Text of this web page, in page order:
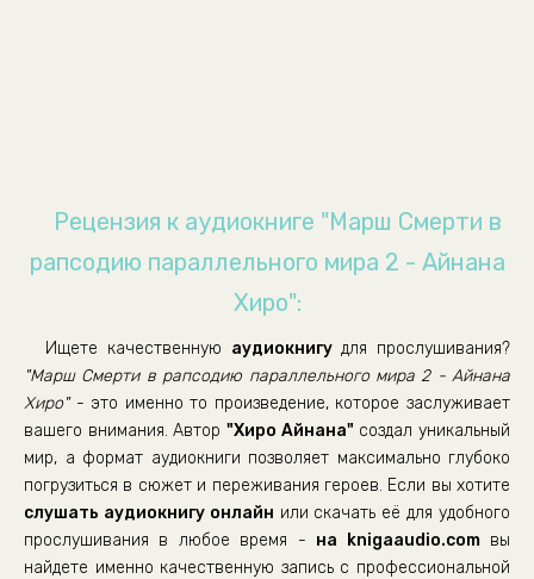
Рецензия к аудиокниге "Марш Смерти в
рапсодию параллельного мира 2 - Айнана
Хиро":
Ищете качественную аудиокнигудля прослушивания?
"Марш Смерти в рапсодию параллельного мира 2 - Айнана
Хиро"- это именно то произведение, которое заслуживает
вашего внимания. Автор "Хиро Айнана" создал уникальный
мир, а формат аудиокниги позволяет максимально глубоко
погрузиться в сюжет и переживания героев. Если вы хотите
слушать аудиокнигу онлайн или скачать её для удобного
прослушивания в любое время - на knigaaudio.comвы
найдете именно качественную запись с профессиональной